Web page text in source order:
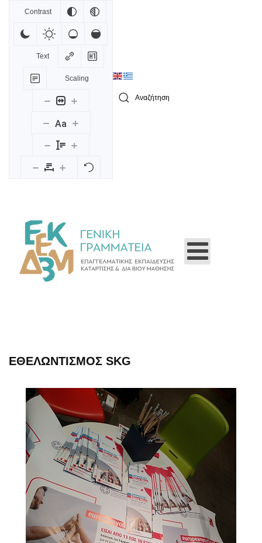
Skip to main content
Contrast
Text
Scaling
Aa
ΕΘΕΛΩΝΤΙΣΜΌΣ SKG